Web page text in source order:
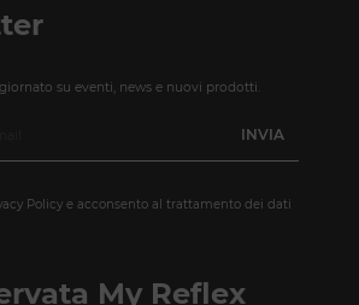
su eventi, news e nuovi prodotti.
Policy e acconsento al trattamento dei dati
My Reflex